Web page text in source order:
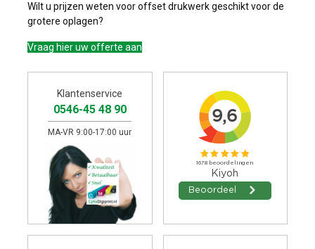
Wilt u prijzen weten voor offset drukwerk geschikt voor de
grotere oplagen?
Vraag hier uw offerte aan
Klantenservice
0546-45 48 90
MA-VR 9:00-17:00 uur